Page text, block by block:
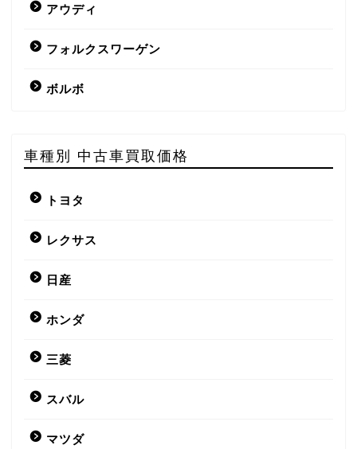
アウディ
フォルクスワーゲン
ボルボ
車種別 中古車買取価格
トヨタ
レクサス
日産
ホンダ
三菱
スバル
マツダ